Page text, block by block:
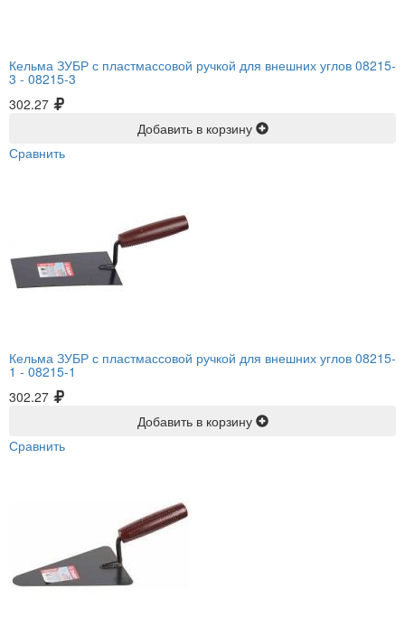
Кельма ЗУБР с пластмассовой ручкой для внешних углов 08215-
3 - 08215-3
302.27
Добавить в корзину
Сравнить
Кельма ЗУБР с пластмассовой ручкой для внешних углов 08215-
1 - 08215-1
302.27
Добавить в корзину
Сравнить